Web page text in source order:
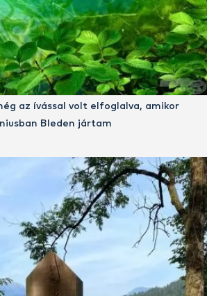
az ívással volt elfoglalva, amikor
Bleden jártam